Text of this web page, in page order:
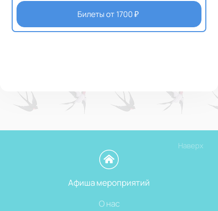
Билеты от 1700₽
Наверх
Афиша мероприятий
О нас